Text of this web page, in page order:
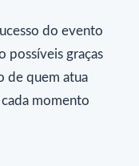
do evento
possíveis graças
de quem atua
cada momento